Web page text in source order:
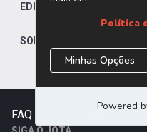
EDITORIAS
SOBRE O JOTA
FAQ